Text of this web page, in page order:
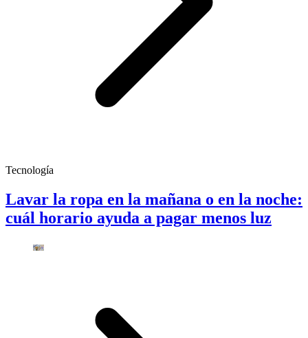
Tecnología
Lavar la ropa en la mañana o en la noche:
cuál horario ayuda a pagar menos luz